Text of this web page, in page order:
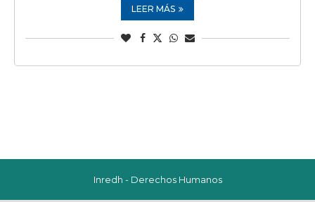
LEER MÁS
Inredh - Derechos Humanos